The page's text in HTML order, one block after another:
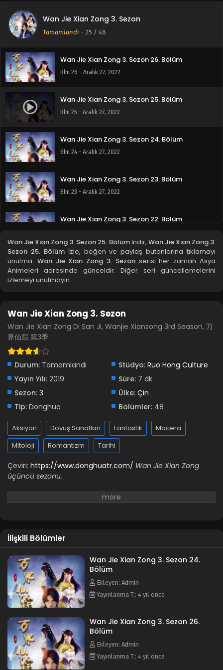
Wan Jie Xian Zong 3. Sezon
Tamamlandı - 25 / 48
Wan Jie Xian Zong 3. Sezon 27. Bölüm
Blm 27 - Aralık 27, 2022
Wan Jie Xian Zong 3. Sezon 26. Bölüm
Blm 26 - Aralık 27, 2022
Wan Jie Xian Zong 3. Sezon 25. Bölüm
Blm 25 - Aralık 27, 2022
Wan Jie Xian Zong 3. Sezon 24. Bölüm
Blm 24 - Aralık 27, 2022
Wan Jie Xian Zong 3. Sezon 23. Bölüm
Blm 23 - Aralık 27, 2022
Wan Jie Xian Zong 3. Sezon 22. Bölüm
Wan Jie Xian Zong 3. Sezon 21. Bölüm
Blm 21 - Aralık 27, 2022
Blm 20 - Aralık 27, 2022
Wan Jie Xian Zong 3. Sezon 18. Bölüm
Blm 18 - Aralık 27, 2022
Wan Jie Xian Zong 3. Sezon 17. Bölüm
Blm 17 - Aralık 27, 2022
Blm 16 - Aralık 27, 2022
Wan Jie Xian Zong 3. Sezon 15. Bölüm
Wan Jie Xian Zong 3. Sezon 14. Bölüm
Wan Jie Xian Zong 3. Sezon 13. Bölüm
Blm 13 - Aralık 27, 2022
Wan Jie Xian Zong 3. Sezon 12. Bölüm
Blm 12 - Aralık 27, 2022
Wan Jie Xian Zong 3. Sezon 11. Bölüm
Wan Jie Xian Zong 3. Sezon 25. Bölümİndir, Wan Jie Xian Zong 3.
Sezon 25. Bölümİzle, beğen ve paylaş butonlarına tıklamayı
unutma. Wan Jie Xian Zong 3. Sezonserisi her zaman Asya
Animeleri adresinde günceldir. Diğer seri güncellemelerini
izlemeyi unutmayın.
Wan Jie Xian Zong 3. Sezon
Wan Jie Xian Zong Di San Ji, Wanjie Xianzong 3rd Season, 万
界仙踪 第3季
Durum: Tamamlandı Stüdyo: Ruo Hong Culture
Yayın Yılı: 2019 Süre: 7 dk
Sezon: 3 Ülke: Çin
Tip: Donghua Bölümler: 48
Aksiyon Dövüş Sanatları Fantastik
Macera
Mitoloji
Romantizm Tarihi
Çeviri: https://www.donghuatr.com/ Wan Jie Xian Zong
üçüncü sezonu.
İlişkili Bölümler
Wan Jie Xian Zong 3. Sezon 24.
Bölüm
Ekleyen: Admin
Yayınlanma T.: 4 yıl önce
Wan Jie Xian Zong 3. Sezon 26.
Bölüm
Ekleyen: Admin
Yayınlanma T.: 4 yıl önce